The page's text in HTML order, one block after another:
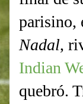
parisino,
Nadal,
Indian
quebró.